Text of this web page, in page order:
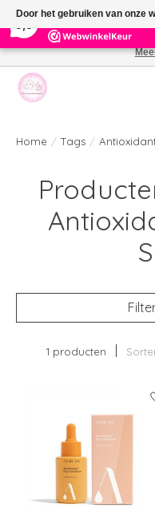
391
Welkom bij de nieuwe webshop
Home / Tags /
1 producten
Door het gebruiken van onze
cookies om onze website